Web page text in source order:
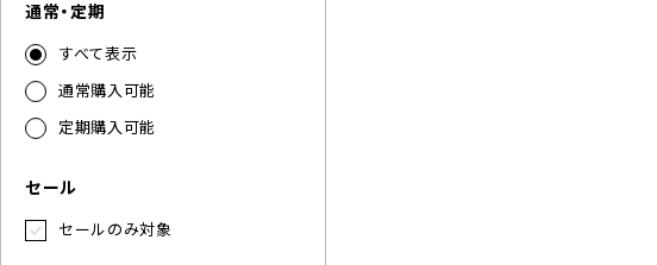
通常・定期
すべて表示
通常購入可能
定期購入可能
セール
セールのみ対象